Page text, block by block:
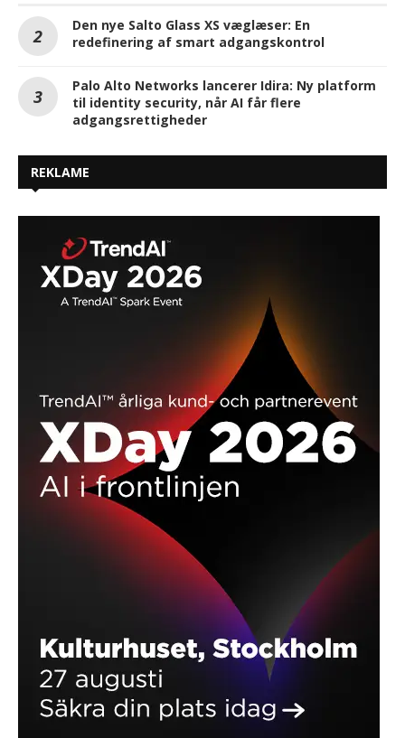
Den nye Salto Glass XS væglæser: En
redefinering af smart adgangskontrol
Palo Alto Networks lancerer Idira: Ny platform
til identity security, når AI får flere
adgangsrettigheder
REKLAME